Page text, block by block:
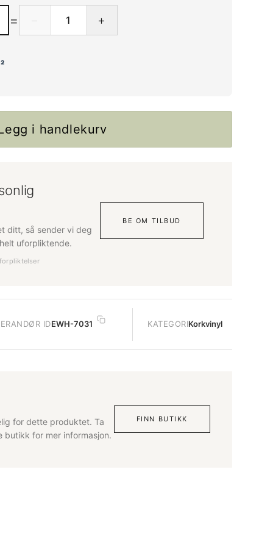
= +
i handlekurv
ditt, så sender vi deg
uforpliktende.
BE OM TILBUD
IDEWH-7031 KATEGORIKorkvinyl
for dette produktet. Ta
for mer informasjon.
FINN BUTIKK